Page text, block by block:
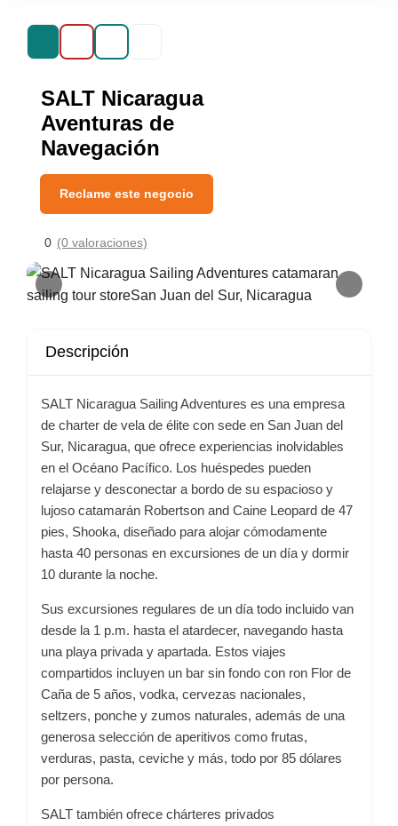
SALT Nicaragua
Aventuras de
Navegación
Reclame este negocio
0 (0 valoraciones)
Descripción
SALT Nicaragua Sailing Adventures es una empresa
de charter de vela de élite con sede en San Juan del
Sur, Nicaragua, que ofrece experiencias inolvidables
en el Océano Pacífico. Los huéspedes pueden
relajarse y desconectar a bordo de su espacioso y
lujoso catamarán Robertson and Caine Leopard de 47
pies, Shooka, diseñado para alojar cómodamente
hasta 40 personas en excursiones de un día y dormir
10 durante la noche.
Sus excursiones regulares de un día todo incluido van
desde la 1 p.m. hasta el atardecer, navegando hasta
una playa privada y apartada. Estos viajes
compartidos incluyen un bar sin fondo con ron Flor de
Caña de 5 años, vodka, cervezas nacionales,
seltzers, ponche y zumos naturales, además de una
generosa selección de aperitivos como frutas,
verduras, pasta, ceviche y más, todo por 85 dólares
por persona.
SALT también ofrece chárteres privados